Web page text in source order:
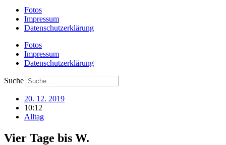
Fotos
Impressum
Datenschutzerklärung
Fotos
Impressum
Datenschutzerklärung
Suche
20. 12. 2019
10:12
Alltag
Vier Tage bis W.